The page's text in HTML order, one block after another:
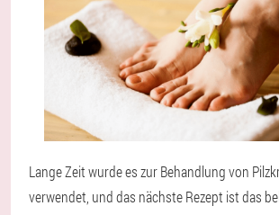
Lange Zeit wurde es zur Behandlung von
verwendet, und das nächste Rezept ist das